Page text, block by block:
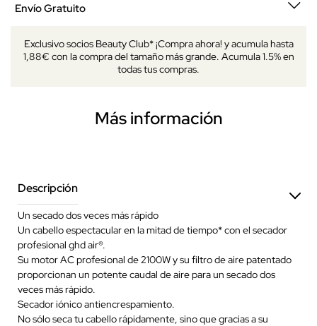
Envío Gratuito
Exclusivo socios Beauty Club* ¡Compra ahora! y acumula hasta
1,88€ con la compra del tamaño más grande. Acumula 1.5% en
todas tus compras.
Más información
Descripción
Un secado dos veces más rápido
Un cabello espectacular en la mitad de tiempo* con el secador
profesional ghd air®.
Su motor AC profesional de 2100W y su filtro de aire patentado
proporcionan un potente caudal de aire para un secado dos
veces más rápido.
Secador iónico antiencrespamiento.
No sólo seca tu cabello rápidamente, sino que gracias a su